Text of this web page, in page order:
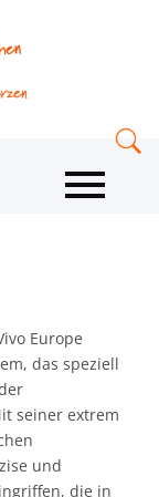
Europe
das speziell
seiner extrem
und
die in